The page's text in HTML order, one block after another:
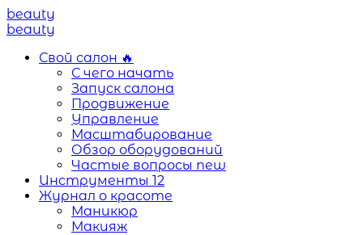
Menu
beauty
Search
Menu
beauty
Свой салон 🔥
С чего начать
Запуск салона
Продвижение
Управление
Масштабирование
Обзор оборудований
Частые вопросы new
Инструменты 12
Журнал о красоте
Маникюр
Макияж